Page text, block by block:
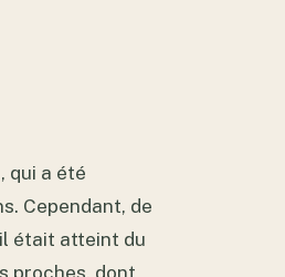
qui a été
Cependant, de
était atteint du
proches, dont